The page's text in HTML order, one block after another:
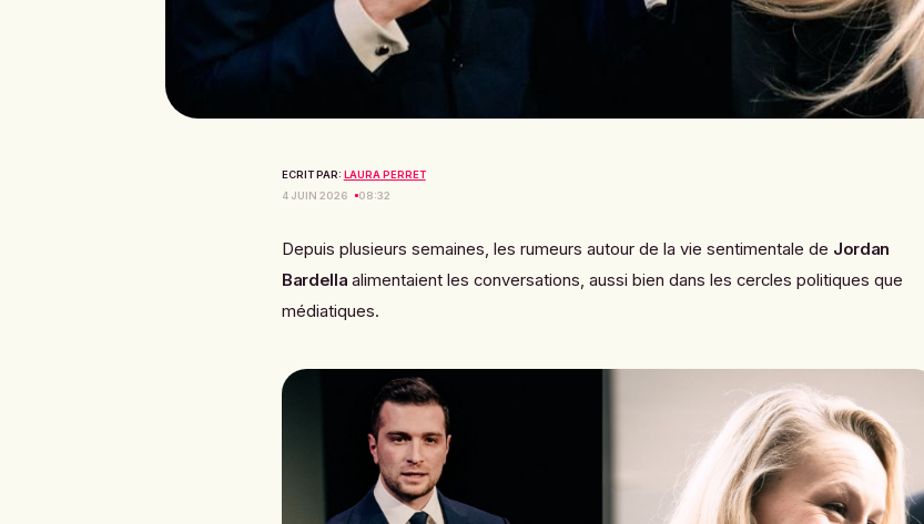
ECRIT PAR: LAURA PERRET
4 JUIN 2026
08:32
Depuis plusieurs semaines, les rumeurs autour de la vie sentimentale de Jordan
Bardella alimentaient les conversations, aussi bien dans les cercles politiques que
médiatiques.